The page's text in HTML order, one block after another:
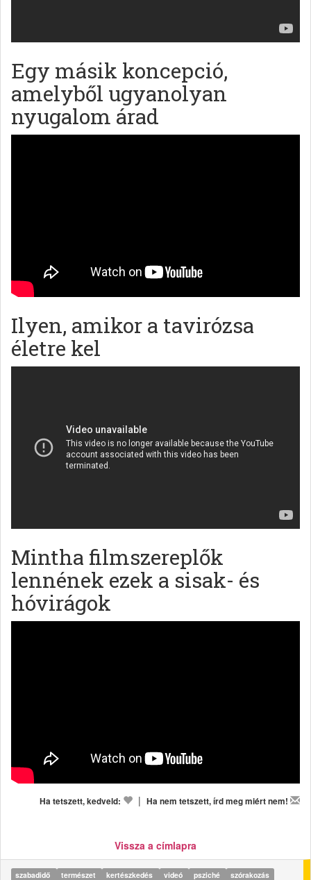
Egy másik koncepció,
amelyből ugyanolyan
nyugalom árad
Ilyen, amikor a tavirózsa
életre kel
Mintha filmszereplők
lennének ezek a sisak- és
hóvirágok
Ha tetszett, kedveld: | Ha nem tetszett, írd meg miért nem!
Vissza a címlapra
szabadidő természet kertészkedés videó psziché szórakozás